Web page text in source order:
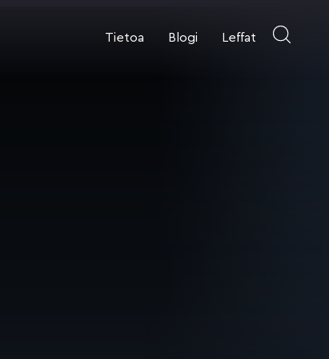
Tietoa Blogi Leffat